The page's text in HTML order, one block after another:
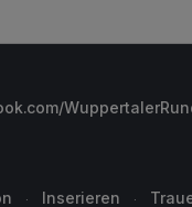
Inserieren